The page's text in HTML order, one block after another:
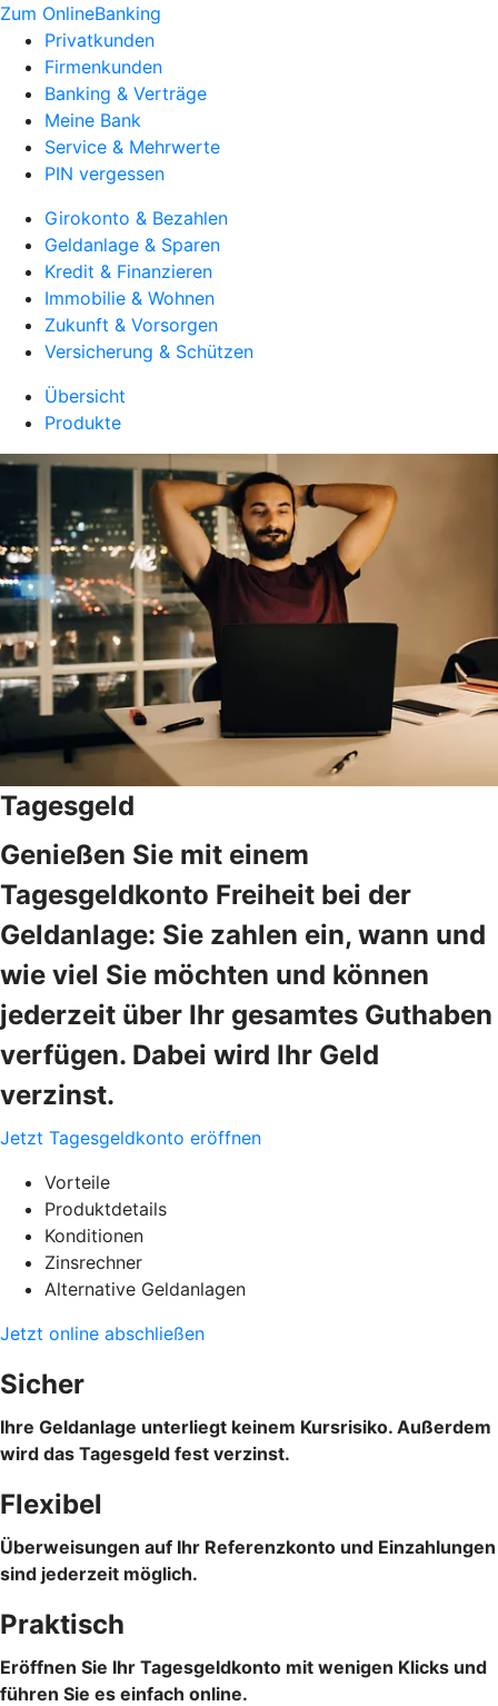
Zum OnlineBanking
Privatkunden
Firmenkunden
Banking & Verträge
Meine Bank
Service & Mehrwerte
PIN vergessen
Girokonto & Bezahlen
Geldanlage & Sparen
Kredit & Finanzieren
Immobilie & Wohnen
Zukunft & Vorsorgen
Versicherung & Schützen
Übersicht
Produkte
Tagesgeld
Genießen Sie mit einem
Tagesgeldkonto Freiheit bei der
Geldanlage: Sie zahlen ein, wann und
wie viel Sie möchten und können
jederzeit über Ihr gesamtes Guthaben
verfügen. Dabei wird Ihr Geld
verzinst.
Jetzt Tagesgeldkonto eröffnen
Vorteile
Produktdetails
Konditionen
Zinsrechner
Alternative Geldanlagen
Jetzt online abschließen
Sicher
Ihre Geldanlage unterliegt keinem Kursrisiko. Außerdem
wird das Tagesgeld fest verzinst.
Flexibel
Überweisungen auf Ihr Referenzkonto und Einzahlungen
sind jederzeit möglich.
Praktisch
Eröffnen Sie Ihr Tagesgeldkonto mit wenigen Klicks und
führen Sie es einfach online.